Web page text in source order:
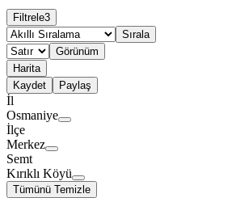
Filtrele3
Sırala
Görünüm
Harita
Kaydet
Paylaş
İl
Osmaniye
İlçe
Merkez
Semt
Kırıklı Köyü
Tümünü Temizle